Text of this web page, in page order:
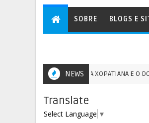
SOBRE BLOGS E
NEWS
A ENERGIA XOPATIANA E O
Translate
Select Language ▼